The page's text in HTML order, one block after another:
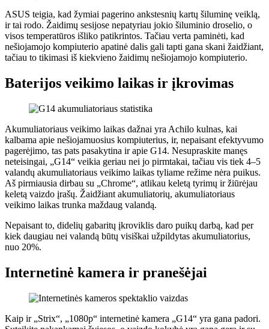
ASUS teigia, kad žymiai pagerino ankstesnių kartų šiluminę veiklą,
ir tai rodo. Žaidimų sesijose nepatyriau jokio šiluminio droselio, o
visos temperatūros išliko patikrintos. Tačiau verta paminėti, kad
nešiojamojo kompiuterio apatinė dalis gali tapti gana skani žaidžiant,
tačiau to tikimasi iš kiekvieno žaidimų nešiojamojo kompiuterio.
Baterijos veikimo laikas ir įkrovimas
Akumuliatoriaus veikimo laikas dažnai yra Achilo kulnas, kai
kalbama apie nešiojamuosius kompiuterius, ir, nepaisant efektyvumo
pagerėjimo, tas pats pasakytina ir apie G14. Nesupraskite manęs
neteisingai, „G14“ veikia geriau nei jo pirmtakai, tačiau vis tiek 4–5
valandų akumuliatoriaus veikimo laikas tyliame režime nėra puikus.
Aš pirmiausia dirbau su „Chrome“, atlikau keletą tyrimų ir žiūrėjau
keletą vaizdo įrašų. Žaidžiant akumuliatorių, akumuliatoriaus
veikimo laikas trunka maždaug valandą.
Nepaisant to, didelių gabaritų įkroviklis daro puikų darbą, kad per
kiek daugiau nei valandą būtų visiškai užpildytas akumuliatorius,
nuo 20%.
Internetinė kamera ir pranešėjai
Kaip ir „Strix“, „1080p“ internetinė kamera „G14“ yra gana padori.